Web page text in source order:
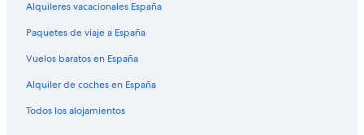
Alquileres vacacionales España
Paquetes de viaje a España
Vuelos baratos en España
Alquiler de coches en España
Todos los alojamientos